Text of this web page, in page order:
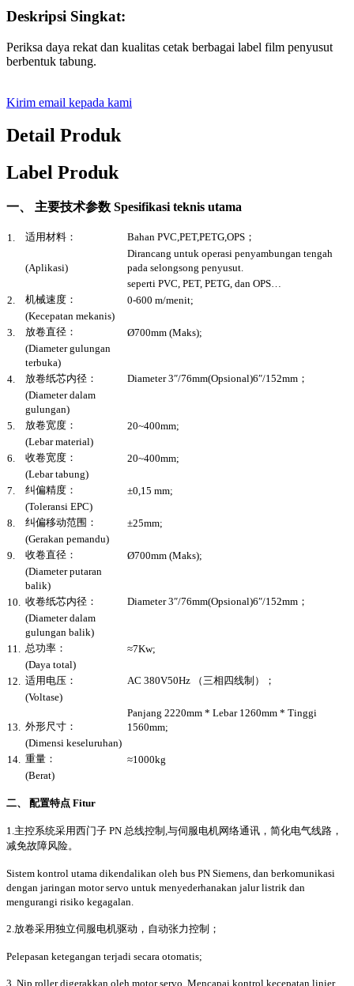
Deskripsi Singkat:
Periksa daya rekat dan kualitas cetak berbagai label film penyusut
berbentuk tabung.
Kirim email kepada kami
Detail Produk
Label Produk
一、 主要技术参数 Spesifikasi teknis utama
1. 适用材料： Bahan PVC,PET,PETG,OPS；
(Aplikasi)
Dirancang untuk operasi penyambungan tengah
pada selongsong penyusut.
seperti PVC, PET, PETG, dan OPS…
2.
机械速度：
0-600 m/menit;
(Kecepatan mekanis)
3.
放卷直径：
Ø700mm (Maks);
(Diameter gulungan
terbuka)
4.
放卷纸芯内径：
Diameter 3″/76mm(Opsional)6″/152mm；
(Diameter dalam
gulungan)
5.
放卷宽度：
20~400mm;
(Lebar material)
6.
收卷宽度：
20~400mm;
(Lebar tabung)
7.
纠偏精度：
±0,15 mm;
(Toleransi EPC)
8.
纠偏移动范围：
±25mm;
(Gerakan pemandu)
9.
收卷直径：
Ø700mm (Maks);
(Diameter putaran
balik)
10. 收卷纸芯内径：
Diameter 3″/76mm(Opsional)6″/152mm；
(Diameter dalam
gulungan balik)
11. 总功率：
≈7Kw;
(Daya total)
12. 适用电压：
AC 380V50Hz （三相四线制）；
(Voltase)
13. 外形尺寸：
Panjang 2220mm * Lebar 1260mm * Tinggi
1560mm;
(Dimensi keseluruhan)
14. 重量：
≈1000kg
(Berat)
二、 配置特点 Fitur
1.主控系统采用西门子 PN 总线控制,与伺服电机网络通讯，简化电气线路，
减免故障风险。
Sistem kontrol utama dikendalikan oleh bus PN Siemens, dan berkomunikasi
dengan jaringan motor servo untuk menyederhanakan jalur listrik dan
mengurangi risiko kegagalan.
2.放卷采用独立伺服电机驱动，自动张力控制；
Pelepasan ketegangan terjadi secara otomatis;
3. Nip roller digerakkan oleh motor servo, Mencapai kontrol kecepatan linier